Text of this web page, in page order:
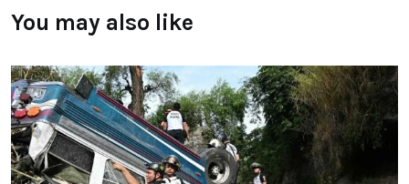
You may also like